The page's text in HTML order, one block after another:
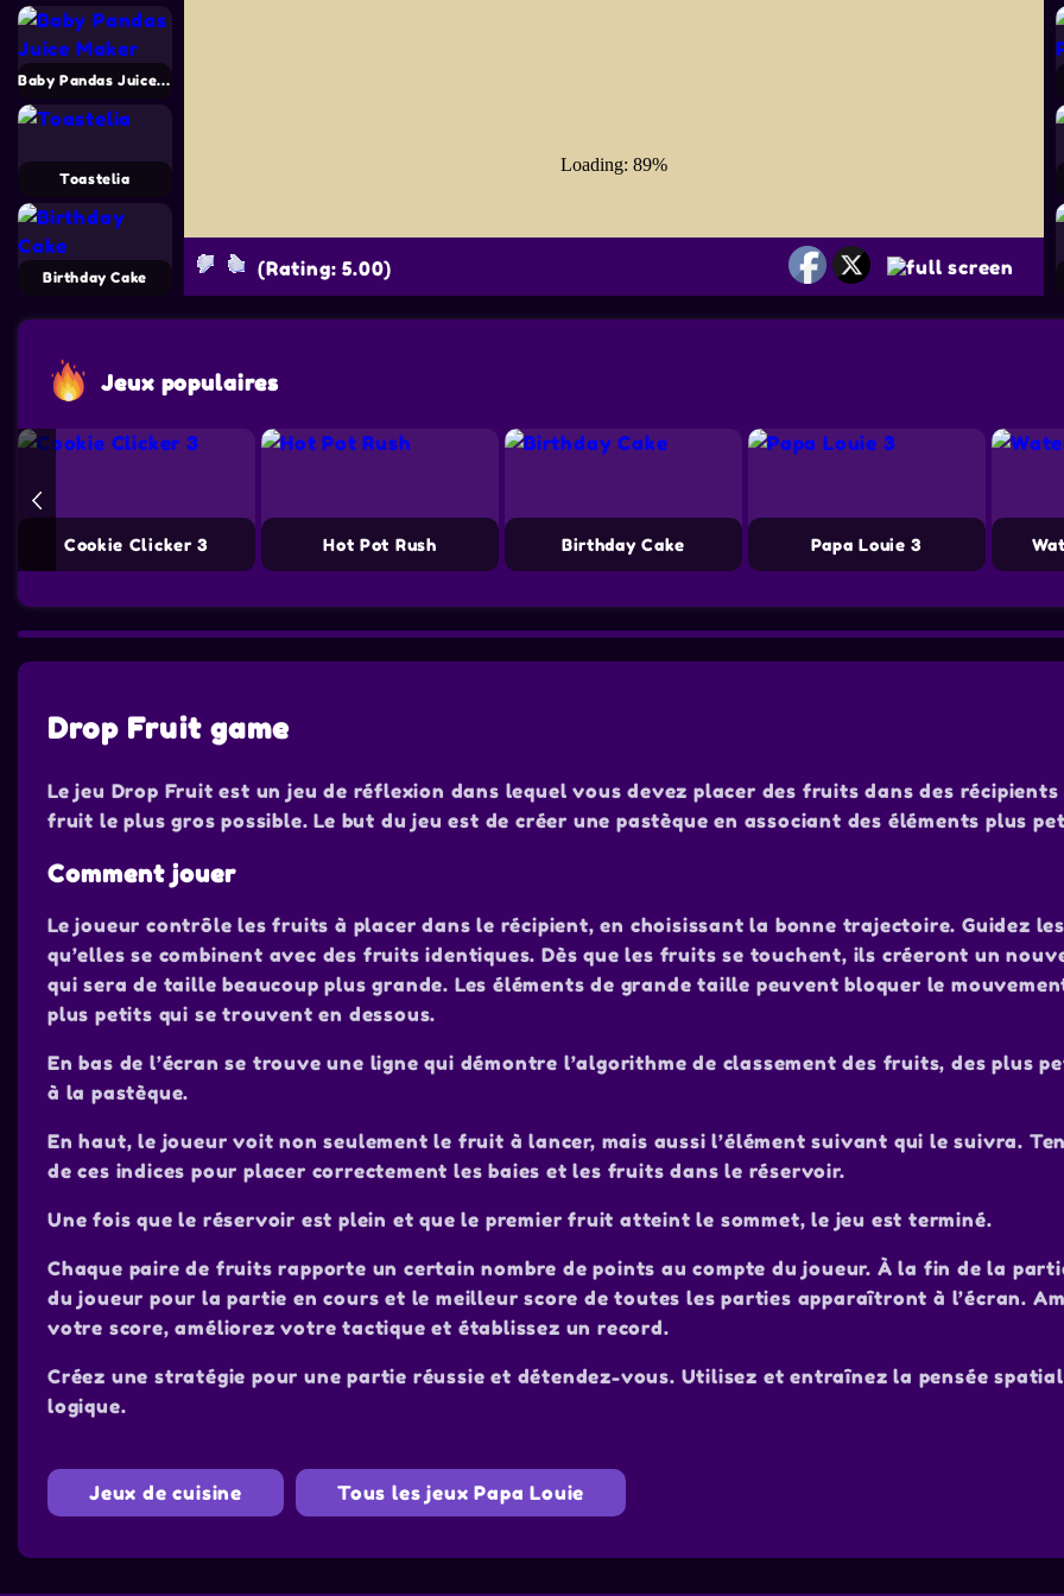
Baby Pandas Juice Maker
Toastelia
Birthday Cake (Rating: 5.00)
Jeux populaires
Cookie Clicker 3 Hot Pot Rush Birthday Cake Papa Louie 3
Drop Fruit game
Le jeu Drop Fruit est un jeu de réflexion dans lequel vous devez placer des fruits dans des
fruit le plus gros possible. Le but du jeu est de créer une pastèque en associant des éléments plus
Comment jouer
Le joueur contrôle les fruits à placer dans le récipient, en choisissant la bonne trajectoire. Guidez
qu’elles se combinent avec des fruits identiques. Dès que les fruits se touchent, ils créeront un
qui sera de taille beaucoup plus grande. Les éléments de grande taille peuvent bloquer le
plus petits qui se trouvent en dessous.
En bas de l’écran se trouve une ligne qui démontre l’algorithme de classement des fruits, des plus
à la pastèque.
En haut, le joueur voit non seulement le fruit à lancer, mais aussi l’élément suivant qui le suivra.
de ces indices pour placer correctement les baies et les fruits dans le réservoir.
Une fois que le réservoir est plein et que le premier fruit atteint le sommet, le jeu est terminé.
Chaque paire de fruits rapporte un certain nombre de points au compte du joueur. À la fin de la
du joueur pour la partie en cours et le meilleur score de toutes les parties apparaîtront à l’écran.
votre score, améliorez votre tactique et établissez un record.
Créez une stratégie pour une partie réussie et détendez-vous. Utilisez et entraînez la pensée
logique.
Jeux de cuisine Tous les jeux Papa Louie